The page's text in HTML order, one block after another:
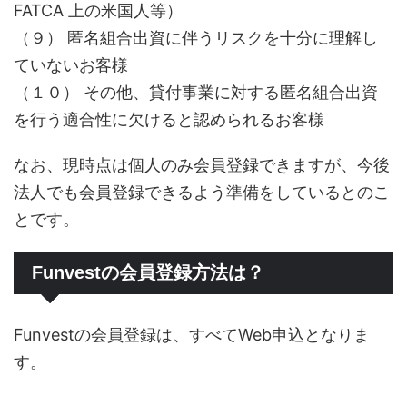
FATCA 上の米国人等）
（９） 匿名組合出資に伴うリスクを十分に理解し
ていないお客様
（１０） その他、貸付事業に対する匿名組合出資
を行う適合性に欠けると認められるお客様
なお、現時点は個人のみ会員登録できますが、今後
法人でも会員登録できるよう準備をしているとのこ
とです。
Funvestの会員登録方法は？
Funvestの会員登録は、すべてWeb申込となりま
す。